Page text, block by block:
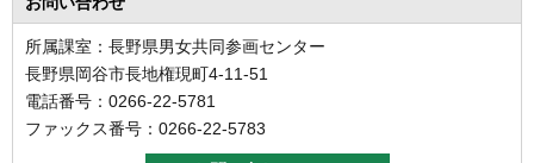
所属課室：長野県男女共同参画センター
長野県岡谷市長地権現町4-11-51
電話番号：0266-22-5781
ファックス番号：0266-22-5783